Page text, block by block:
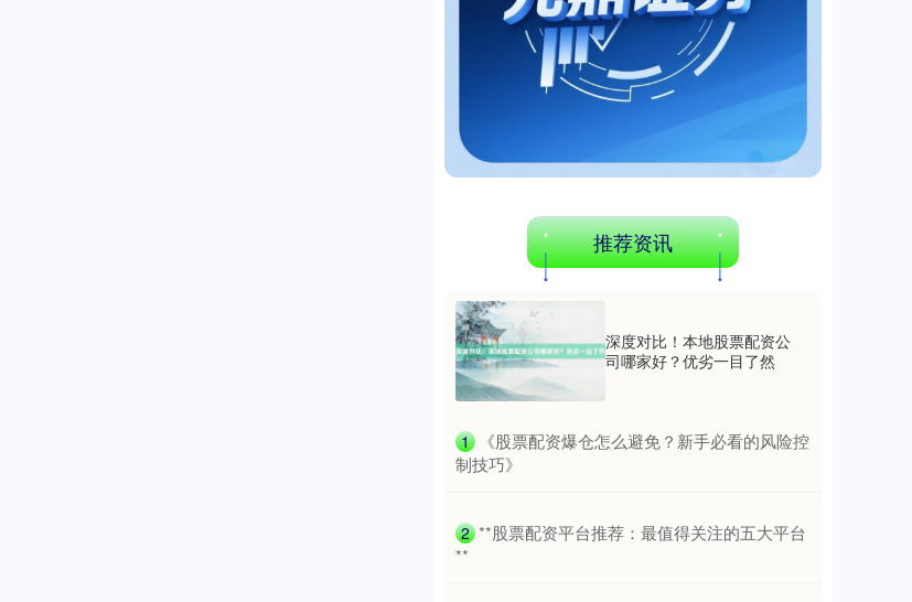
基金指数 7229.80 -1.63 -0.02%
国债指数
推荐资讯
深度对比！本地股票配资公
司哪家好？优劣一目了然
1
​《股票配资爆仓怎么避免？新手必看的风险控
制技巧》
2 ​**股票配资平台推荐：最值得关注的五大平台
**